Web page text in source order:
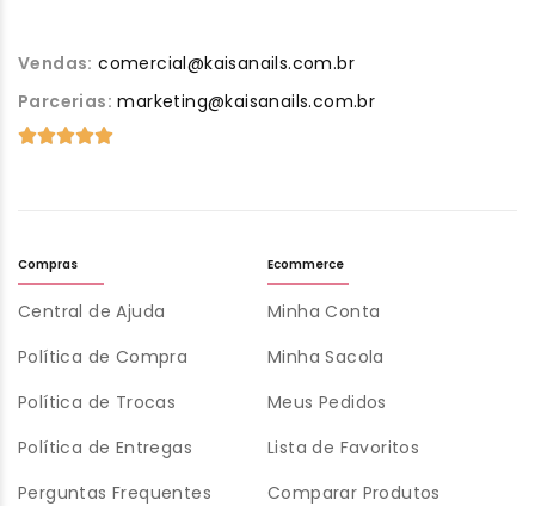
Vendas: comercial@kaisanails.com.br
Parcerias: marketing@kaisanails.com.br
Compras
Central de Ajuda
Política de Compra
Política de Trocas
Política de Entregas
Perguntas Frequentes
Ecommerce
Minha Conta
Minha Sacola
Meus Pedidos
Lista de Favoritos
Comparar Produtos